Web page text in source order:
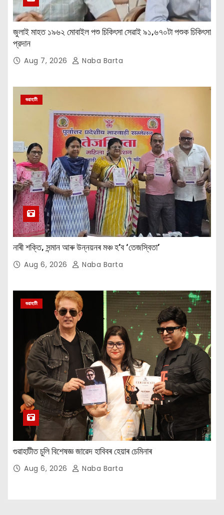
জুলাই মাহত ১৯৬২ মোবাইল পশু চিকিৎসা সেৱাই ৯১,৬৭০টা পশুক চিকিৎসা
প্রদান
Aug 7, 2026 Naba Barta
গুৱাহাটী
নাৰী শক্তি, সন্মান আৰু উন্নয়নৰ মঞ্চ হ’ব ‘তেজস্বিতা’
Aug 6, 2026 Naba Barta
গুৱাহাটী
গুৱাহাটীত চুলি বিশেষজ্ঞ জাৱেদ হাবিবৰ হেয়াৰ চেমিনাৰ
Aug 6, 2026 Naba Barta